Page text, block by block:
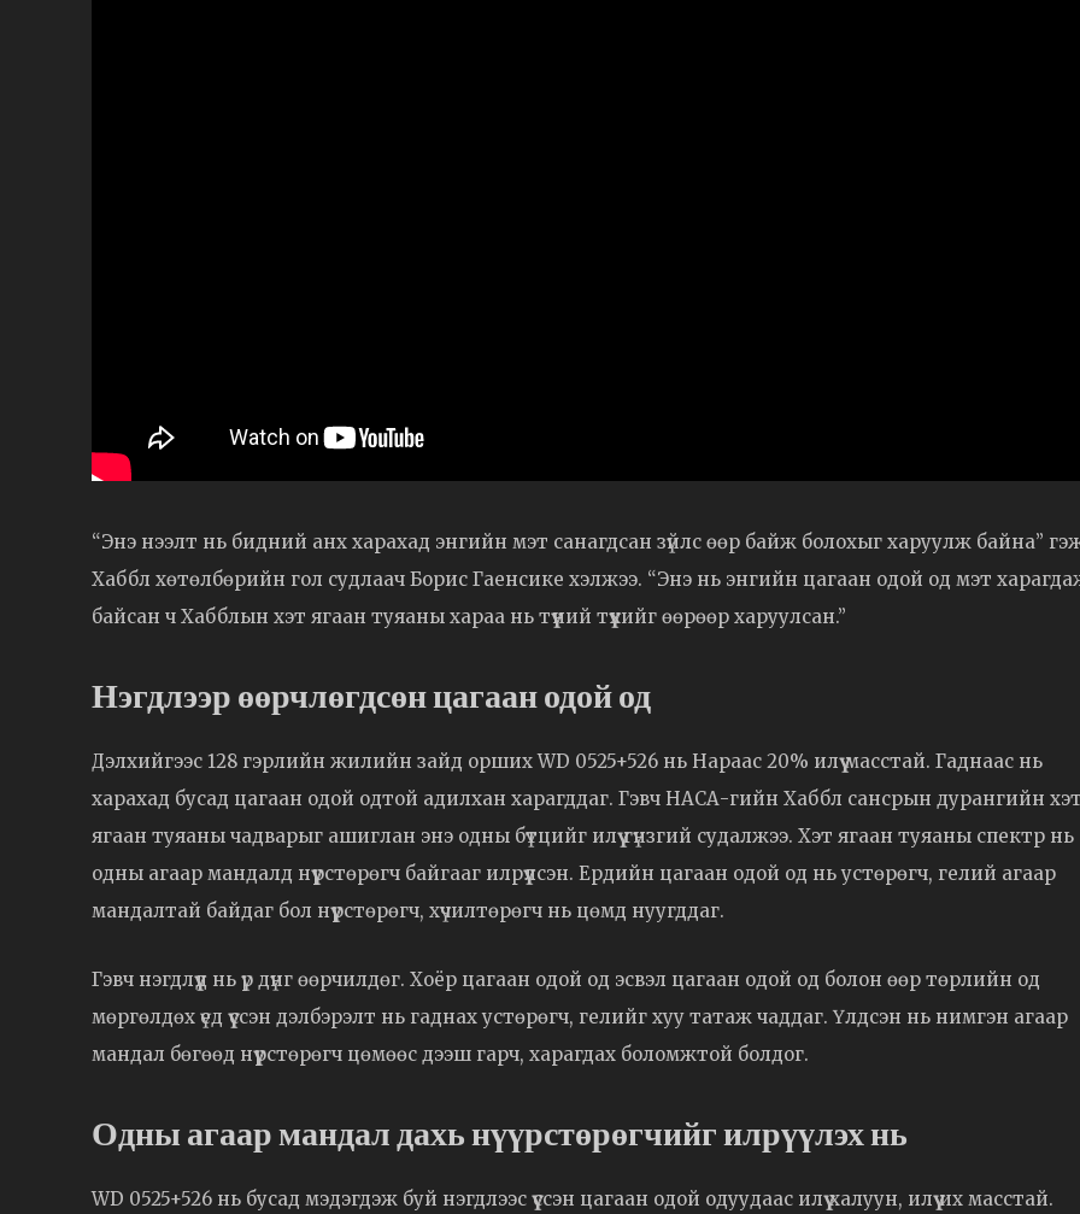
“Энэ нээлт нь бидний анх харахад энгийн мэт санагдсан зүйлс өөр байж болохыг харуулж байна”
Хаббл хөтөлбөрийн гол судлаач Борис Гаенсике хэлжээ. “Энэ нь энгийн цагаан одой од мэт
байсан ч Хабблын хэт ягаан туяаны хараа нь түүний түүхийг өөрөөр харуулсан.”
Нэгдлээр өөрчлөгдсөн цагаан одой од
Дэлхийгээс 128 гэрлийн жилийн зайд орших WD 0525+526 нь Нараас 20% илүү масстай. Гаднаас нь
харахад бусад цагаан одой одтой адилхан харагддаг. Гэвч НАСА-гийн Хаббл сансрын дурангийн
ягаан туяаны чадварыг ашиглан энэ одны бүтцийг илүү гүнзгий судалжээ. Хэт ягаан туяаны спектр нь
одны агаар мандалд нүүрстөрөгч байгааг илрүүлсэн. Ердийн цагаан одой од нь устөрөгч, гелий агаар
мандалтай байдаг бол нүүрстөрөгч, хүчилтөрөгч нь цөмд нуугддаг.
Гэвч нэгдлүүд нь үр дүнг өөрчилдөг. Хоёр цагаан одой од эсвэл цагаан одой од болон өөр төрлийн од
мөргөлдөх үед үүссэн дэлбэрэлт нь гаднах устөрөгч, гелийг хуу татаж чаддаг. Үлдсэн нь нимгэн агаар
мандал бөгөөд нүүрстөрөгч цөмөөс дээш гарч, харагдах боломжтой болдог.
Одны агаар мандал дахь нүүрстөрөгчийг илрүүлэх нь
WD 0525+526 нь бусад мэдэгдэж буй нэгдлээс үүссэн цагаан одой одуудаас илүү халуун, илүү их масстай.